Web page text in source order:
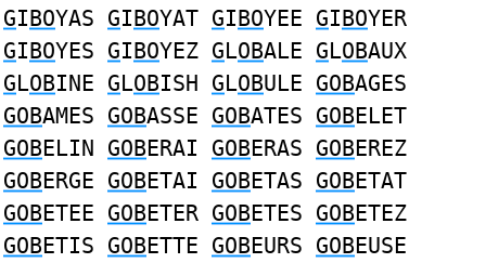
GIBOYAS GIBOYAT GIBOYEE GIBOYER
GIBOYES GIBOYEZ GLOBALE GLOBAUX
GLOBINE GLOBISH GLOBULE GOBAGES
GOBAMES GOBASSE GOBATES GOBELET
GOBELIN GOBERAI GOBERAS GOBEREZ
GOBERGE GOBETAI GOBETAS GOBETAT
GOBETEE GOBETER GOBETES GOBETEZ
GOBETIS GOBETTE GOBEURS GOBEUSE